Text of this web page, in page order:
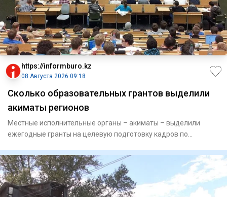
https://informburo.kz
08 Августа 2026 09:18
Сколько образовательных грантов выделили
акиматы регионов
Местные исполнительные органы – акиматы – выделили
ежегодные гранты на целевую подготовку кадров по